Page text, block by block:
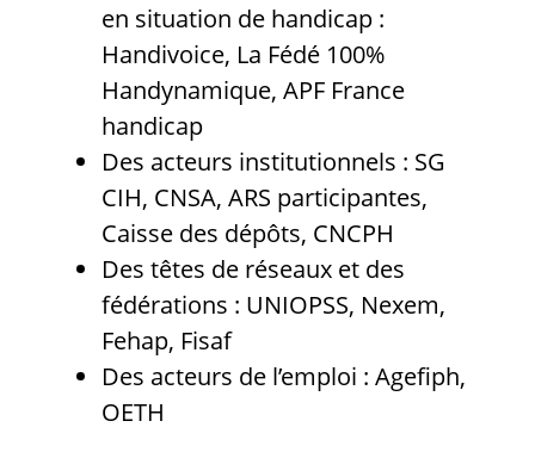
en situation de handicap :
Handivoice, La Fédé 100%
Handynamique, APF France
handicap
Des acteurs institutionnels : SG
CIH, CNSA, ARS participantes,
Caisse des dépôts, CNCPH
Des têtes de réseaux et des
fédérations : UNIOPSS, Nexem,
Fehap, Fisaf
Des acteurs de l’emploi : Agefiph,
OETH